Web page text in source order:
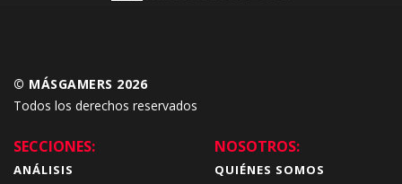
© MÁSGAMERS 2026
Todos los derechos reservados
SECCIONES:
ANÁLISIS
NOSOTROS:
QUIÉNES SOMOS